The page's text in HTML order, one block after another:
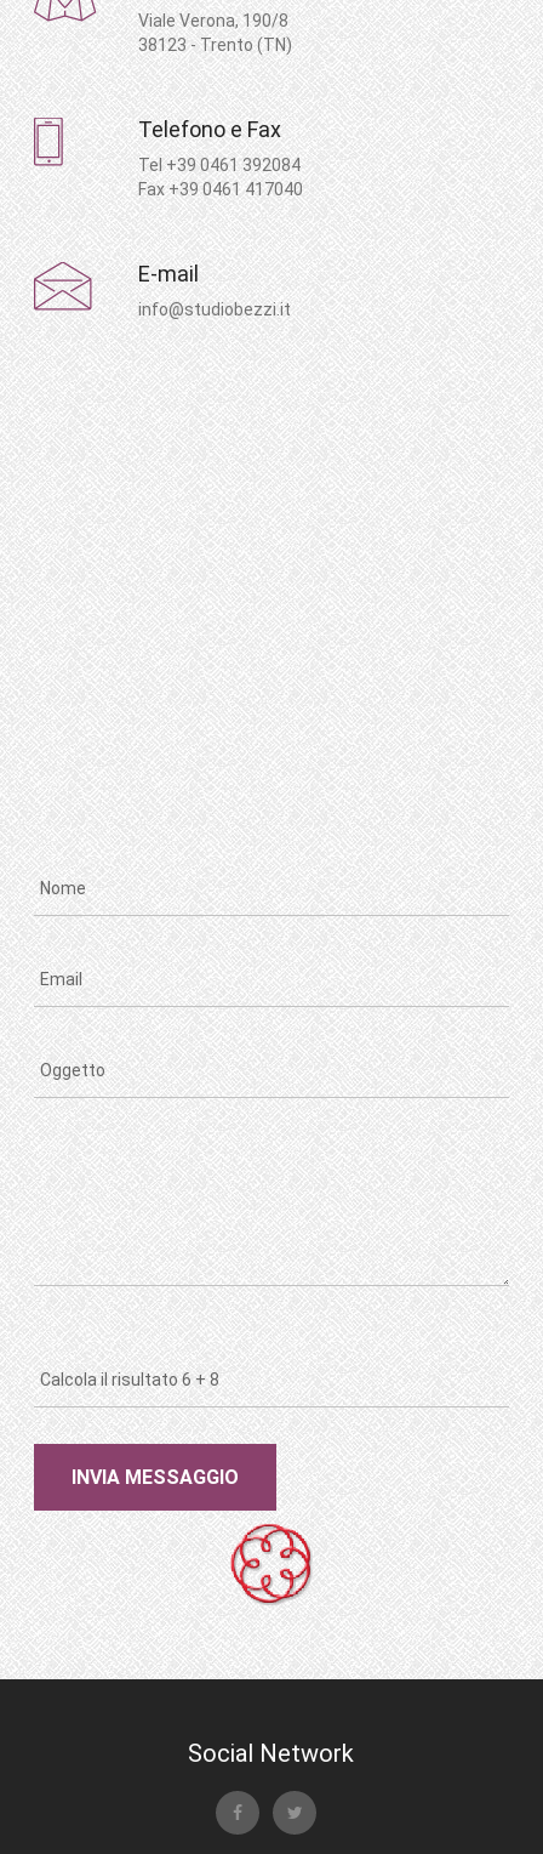
Viale Verona, 190/8
38123 - Trento (TN)
Telefono e Fax
Tel +39 0461 392084
Fax +39 0461 417040
E-mail
info@studiobezzi.it
Social Network